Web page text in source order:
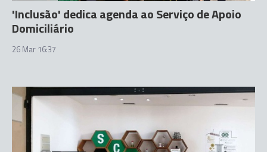
'Inclusão' dedica agenda ao Serviço de Apoio
Domiciliário
26 Mar 16:37